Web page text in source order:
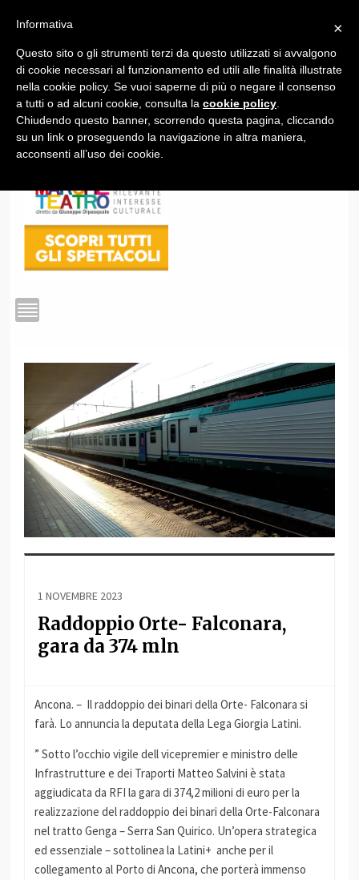
1
1 NOVEMBRE 2023
Raddoppio Orte- Falconara,
gara da 374 mln
Ancona. – Il raddoppio dei binari della Orte- Falconara si
farà. Lo annuncia la deputata della Lega Giorgia Latini.
” Sotto l’occhio vigile dell vicepremier e ministro delle
Infrastrutture e dei Traporti Matteo Salvini è stata
aggiudicata da RFI la gara di 374,2 milioni di euro per la
realizzazione del raddoppio dei binari della Orte-Falconara
nel tratto Genga – Serra San Quirico. Un’opera strategica
ed essenziale – sottolinea la Latini+ anche per il
collegamento al Porto di Ancona, che porterà immenso
×
Informativa
Questo sito o gli strumenti terzi da questo utilizzati si avvalgono
di cookie necessari al funzionamento ed utili alle finalità illustrate
nella cookie policy. Se vuoi saperne di più o negare il consenso
a tutti o ad alcuni cookie, consulta la cookie policy
Chiudendo questo banner, scorrendo questa pagina, cliccando
su un link o proseguendo la navigazione in altra maniera,
acconsenti all’uso dei cookie.